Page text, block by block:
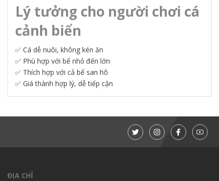
Lý tưởng cho người chơi cá
cảnh biển
✅ Cá dễ nuôi, không kén ăn
✅ Phù hợp với bể nhỏ đến lớn
✅ Thích hợp với cả bể san hô
✅ Giá thành hợp lý, dễ tiếp cận
ĐỊA CHỈ